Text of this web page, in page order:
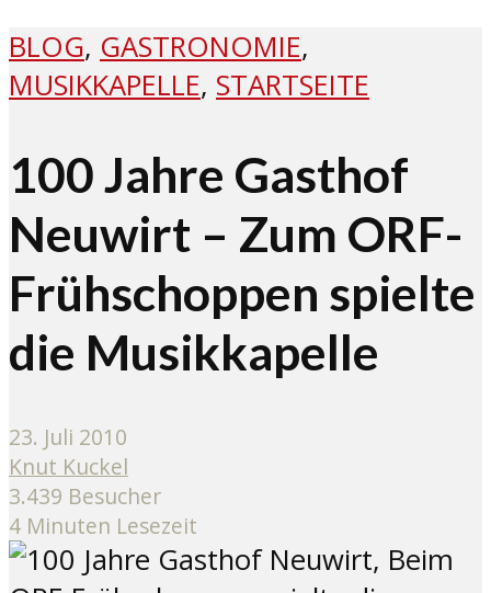
BLOG, GASTRONOMIE,
MUSIKKAPELLE, STARTSEITE
100 Jahre Gasthof
Neuwirt – Zum ORF-
Frühschoppen spielte
die Musikkapelle
23. Juli 2010
Knut Kuckel
3.439 Besucher
4 Minuten Lesezeit